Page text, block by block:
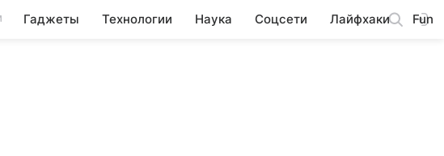
Гаджеты Технологии Наука Соцсети Лайфхаки Fun